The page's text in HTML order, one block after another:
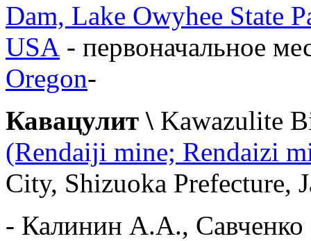
Dam, Lake Owyhee State
USA - первоначальное
Oregon-
Кавацулит \ Kawazulite
(Rendaiji mine; Rendaizi
City, Shizuoka Prefecture,
- Калинин А.А.,